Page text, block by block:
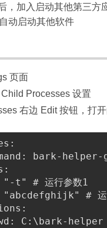
，加入启动其他第三方
动启动其他软件
页面
Processes 设置
右边 Edit 按钮，打
:
: bark- helper-
:
"-t"
# 运行参数1
"abcdefghijk"
# 运
:
: C : \bark-